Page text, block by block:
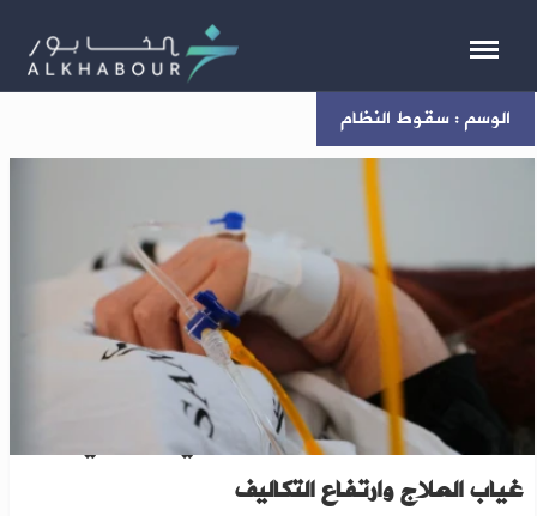
الوسم : سقوط النظام
تقرير: السرطان يفتك بالمرضى في القامشلي وسط
غياب العلاج وارتفاع التكاليف